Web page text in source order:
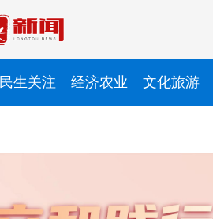
民生关注 经济农业 文化旅游